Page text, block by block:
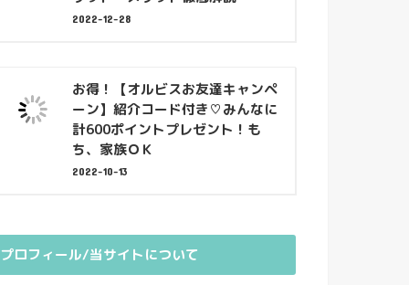
2022-12-28
お得！【オルビスお友達キャンペ
ーン】紹介コード付き♡みんなに
計600ポイントプレゼント！も
ち、家族ＯＫ
2022-10-13
プロフィール/当サイトについて